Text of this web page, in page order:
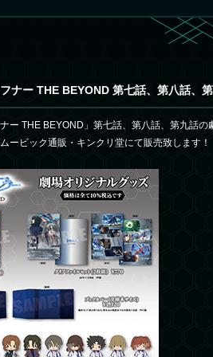
フナー THE BEYOND 第七話、第八話、
ナー THE BEYOND」第七話、第八話、第九話の
ービック通販・キンクリ堂にて販売致します！